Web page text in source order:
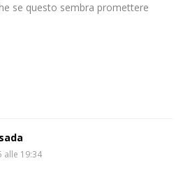
se questo sembra promettere
alle 19:34